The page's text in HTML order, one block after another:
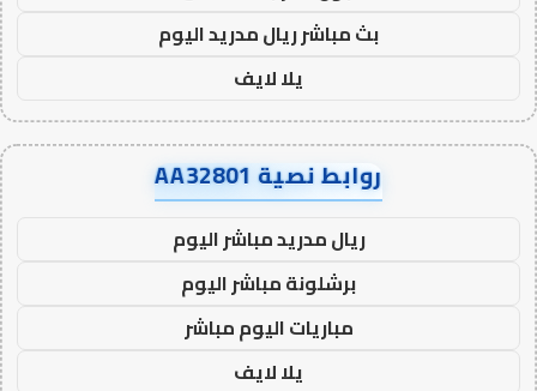
بث مباشر ريال مدريد اليوم
يلا لايف
روابط نصية AA32801
ريال مدريد مباشر اليوم
برشلونة مباشر اليوم
مباريات اليوم مباشر
يلا لايف